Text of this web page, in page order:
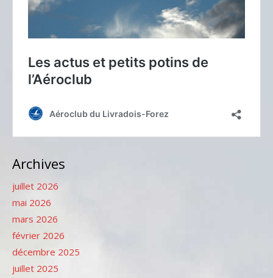
Archives
juillet 2026
mai 2026
mars 2026
février 2026
décembre 2025
juillet 2025